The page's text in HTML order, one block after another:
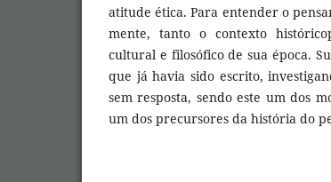
atitude ética. Para entender o
mente, tanto o contexto
cultural e filosófico de sua época.
que já havia sido escrito,
sem resposta, sendo este um dos
um dos precursores da história do